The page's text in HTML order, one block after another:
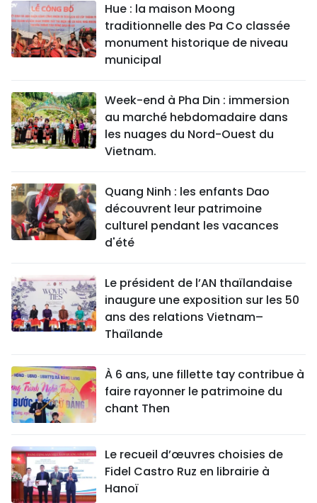
Hue : la maison Moong
traditionnelle des Pa Co classée
monument historique de niveau
municipal
Week-end à Pha Din : immersion
au marché hebdomadaire dans
les nuages du Nord-Ouest du
Vietnam.
Quang Ninh : les enfants Dao
découvrent leur patrimoine
culturel pendant les vacances
d'été
Le président de l’AN thaïlandaise
inaugure une exposition sur les 50
ans des relations Vietnam–
Thaïlande
À 6 ans, une fillette tay contribue à
faire rayonner le patrimoine du
chant Then
Le recueil d’œuvres choisies de
Fidel Castro Ruz en librairie à
Hanoï